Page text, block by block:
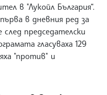
в "Лукойл България“.
в дневния ред за
председателски
гласуваха 129
"против" и